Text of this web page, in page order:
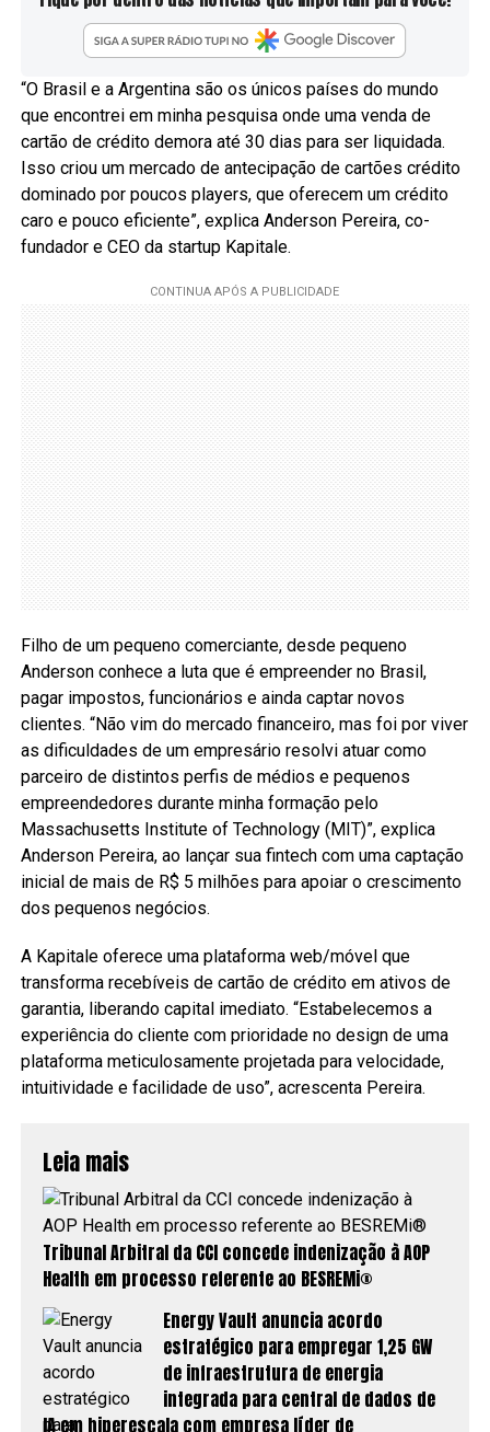
“O Brasil e a Argentina são os únicos países do mundo
que encontrei em minha pesquisa onde uma venda de
cartão de crédito demora até 30 dias para ser liquidada.
Isso criou um mercado de antecipação de cartões crédito
dominado por poucos players, que oferecem um crédito
caro e pouco eficiente”, explica Anderson Pereira, co-
fundador e CEO da startup Kapitale.
Filho de um pequeno comerciante, desde pequeno
Anderson conhece a luta que é empreender no Brasil,
pagar impostos, funcionários e ainda captar novos
clientes. “Não vim do mercado financeiro, mas foi por viver
as dificuldades de um empresário resolvi atuar como
parceiro de distintos perfis de médios e pequenos
empreendedores durante minha formação pelo
Massachusetts Institute of Technology (MIT)”, explica
Anderson Pereira, ao lançar sua fintech com uma captação
inicial de mais de R$ 5 milhões para apoiar o crescimento
dos pequenos negócios.
A Kapitale oferece uma plataforma web/móvel que
transforma recebíveis de cartão de crédito em ativos de
garantia, liberando capital imediato. “Estabelecemos a
experiência do cliente com prioridade no design de uma
plataforma meticulosamente projetada para velocidade,
intuitividade e facilidade de uso”, acrescenta Pereira.
Leia mais
Tribunal Arbitral da CCI concede indenização à AOP
Health em processo referente ao BESREMi®
Energy Vault anuncia acordo
estratégico para empregar 1,25 GW
de infraestrutura de energia
integrada para central de dados de
IA em hiperescala com empresa líder de